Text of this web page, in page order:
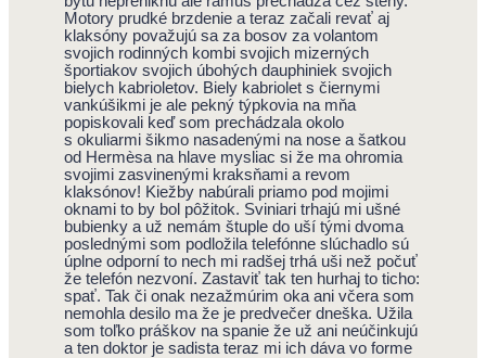
Motory prudké brzdenie a teraz začali revať aj
klaksóny považujú sa za bosov za volantom
svojich rodinných kombi svojich mizerných
športiakov svojich úbohých dauphiniek svojich
bielych kabrioletov. Biely kabriolet s čiernymi
vankúšikmi je ale pekný týpkovia na mňa
popiskovali keď som prechádzala okolo
s okuliarmi šikmo nasadenými na nose a šatkou
od Hermèsa na hlave mysliac si že ma ohromia
svojimi zasvinenými kraksňami a revom
klaksónov! Kiežby nabúrali priamo pod mojimi
oknami to by bol pôžitok. Sviniari trhajú mi ušné
bubienky a už nemám štuple do uší tými dvoma
poslednými som podložila telefónne slúchadlo sú
úplne odporní to nech mi radšej trhá uši než počuť
že telefón nezvoní. Zastaviť tak ten hurhaj to ticho:
spať. Tak či onak nezažmúrim oka ani včera som
nemohla desilo ma že je predvečer dneška. Užila
som toľko práškov na spanie že už ani neúčinkujú
a ten doktor je sadista teraz mi ich dáva vo forme